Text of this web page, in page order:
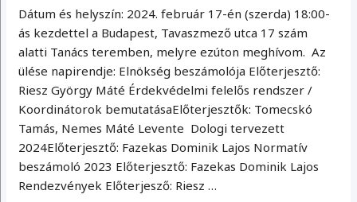
Dátum és helyszín: 2024. február 17-én (szerda) 18:00-
ás kezdettel a Budapest, Tavaszmező utca 17 szám
alatti Tanács teremben, melyre ezúton meghívom. Az
ülése napirendje: Elnökség beszámolója Előterjesztő:
Riesz György Máté Érdekvédelmi felelős rendszer /
Koordinátorok bemutatásaElőterjesztők: Tomecskó
Tamás, Nemes Máté Levente Dologi tervezett
2024Előterjesztő: Fazekas Dominik Lajos Normatív
beszámoló 2023 Előterjesztő: Fazekas Dominik Lajos
Rendezvények Előterjesző: Riesz …